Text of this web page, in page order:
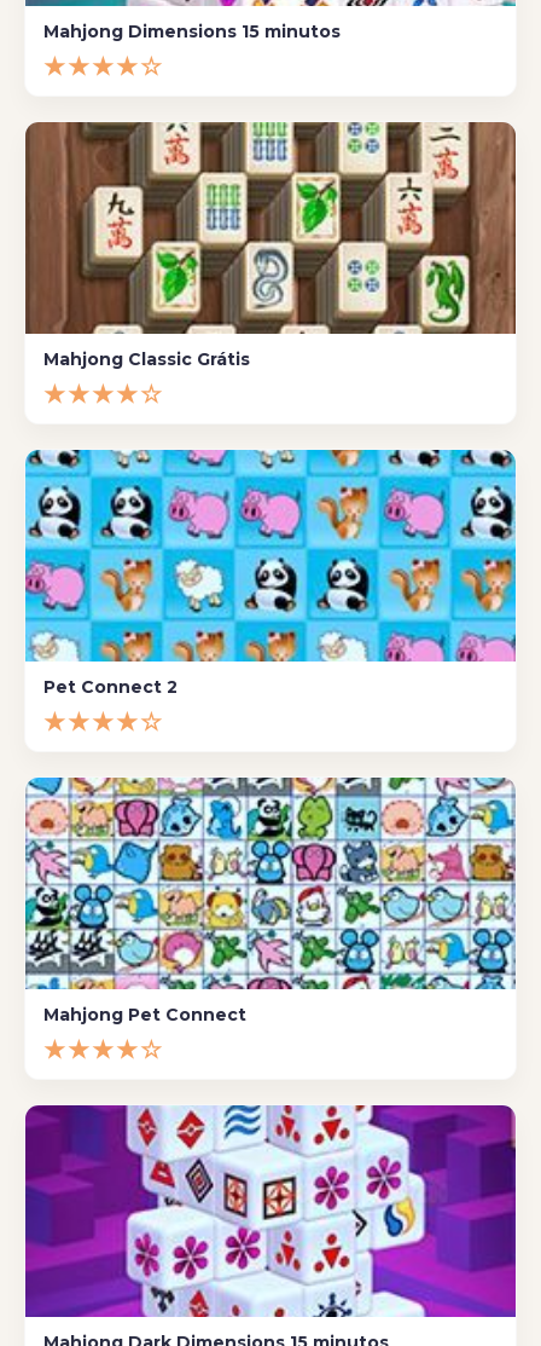
Mahjong Dimensions 15 minutos
★★★★☆
Mahjong Classic Grátis
★★★★☆
Pet Connect 2
★★★★☆
Mahjong Pet Connect
★★★★☆